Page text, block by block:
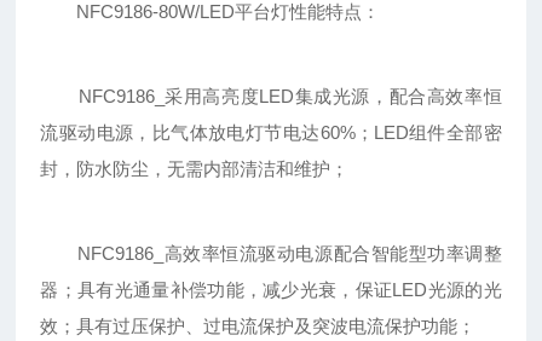
NFC9186-80W/LED平台灯性能特点：
NFC9186_采用高亮度LED集成光源，配合高效率恒
流驱动电源，比气体放电灯节电达60%；LED组件全部密
封，防水防尘，无需内部清洁和维护；
NFC9186_高效率恒流驱动电源配合智能型功率调整
器；具有光通量补偿功能，减少光衰，保证LED光源的光
效；具有过压保护、过电流保护及突波电流保护功能；